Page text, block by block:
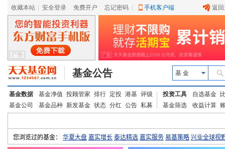
收藏本站 安全登录 免费开户 忘记密码 手机客户端 返
基金公告 基 金
基金数据 基金净值 投顾管家 排行 定投 港基 评级
基金公司
基金品种 新发基金 状态 分红 公告 私募
投资工具 自选基金
基金筛选
收益计算